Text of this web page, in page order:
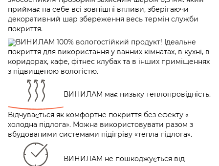
приймає на себе всі зовнішні впливи, зберігаючи
декоративний шар збереження весь термін служби
покриття.
ВИНИЛАМ 100% вологостійкий продукт! Ідеальне
покриття для використання у ванних кімнатах, в кухні, в
коридорах, кафе, фітнес клубах та в інших приміщеннях
з підвищеною вологістю.
ВИНИЛАМ має низьку теплопровідність.
Відчувається як комфортне покриття без ефекту «
холодна підлога». Можна використовувати разом з
вбудованими системами підігріву «тепла підлога».
ВИНИЛАМ не пошкоджується від